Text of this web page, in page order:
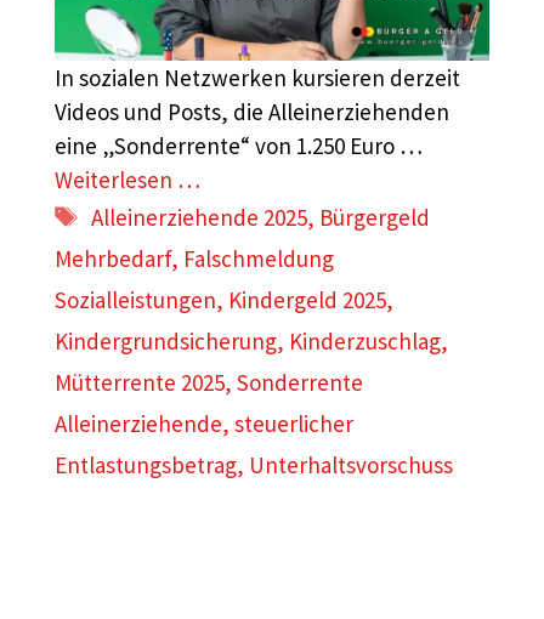
In sozialen Netzwerken kursieren derzeit
Videos und Posts, die Alleinerziehenden
eine „Sonderrente“ von 1.250 Euro …
Weiterlesen …
Schlagwörter
Alleinerziehende 2025, Bürgergeld
Mehrbedarf, Falschmeldung
Sozialleistungen, Kindergeld 2025,
Kindergrundsicherung, Kinderzuschlag,
Mütterrente 2025, Sonderrente
Alleinerziehende, steuerlicher
Entlastungsbetrag, Unterhaltsvorschuss